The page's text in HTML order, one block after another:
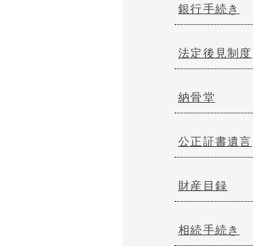
銀行手続き
法定後見制度
納骨堂
公正証書遺言
財産目録
相続手続き